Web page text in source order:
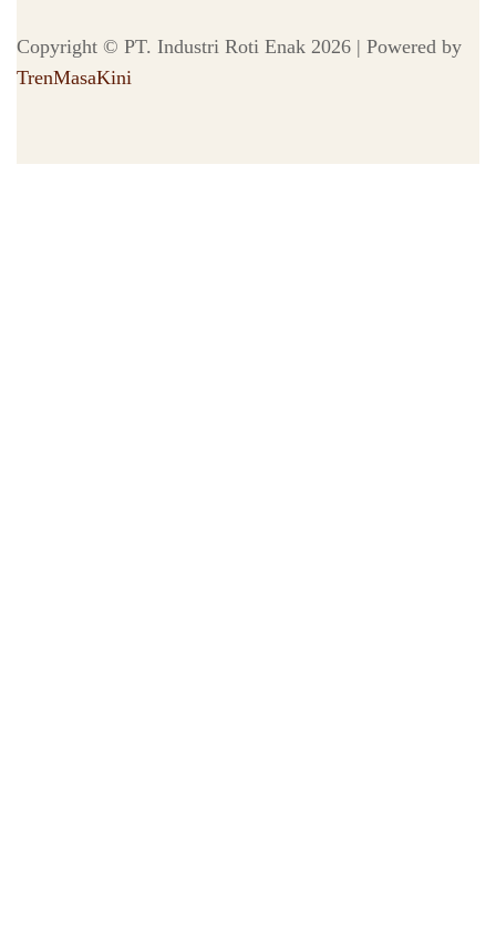
Copyright © PT. Industri Roti Enak 2026 | Powered by
TrenMasaKini